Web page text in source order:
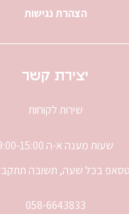
הצהרת נגישות
יצירת קשר
שירות לקוחות
שעות מענה א-ה 9:00-15:00
וטסאפ בכל שעה, תשובה
058-6643833